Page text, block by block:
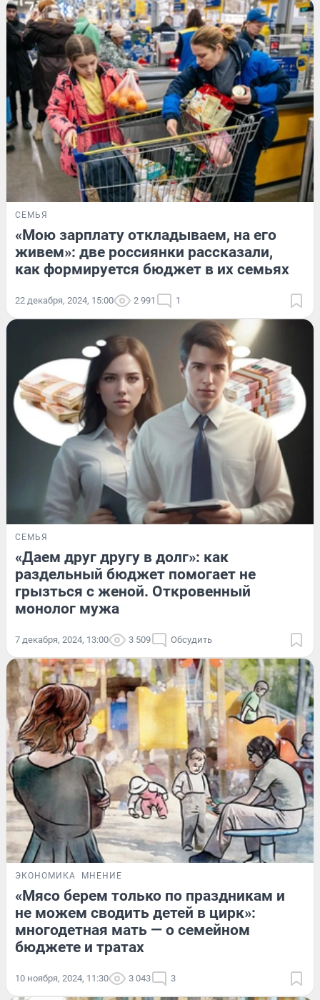
СЕМЬЯ
«Мою зарплату откладываем, на его
живем»: две россиянки рассказали,
как формируется бюджет в их семьях
22 декабря, 2024, 15:00 2 991 1
СЕМЬЯ
«Даем друг другу в долг»: как
раздельный бюджет помогает не
грызться с женой. Откровенный
монолог мужа
7 декабря, 2024, 13:00 3 509 Обсудить
ЭКОНОМИКА МНЕНИЕ
«Мясо берем только по праздникам и
не можем сводить детей в цирк»:
многодетная мать — о семейном
бюджете и тратах
10 ноября, 2024, 11:30 3 043 3